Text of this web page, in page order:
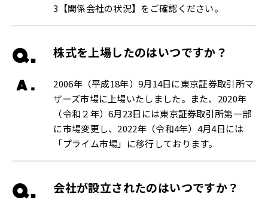
3【関係会社の状況】をご確認ください。
Q. 株式を上場したのはいつですか？
A.
2006年（平成18年）9月14日に東京証券取引所マ
ザーズ市場に上場いたしました。また、2020年
（令和２年）6月23日には東京証券取引所第一部
に市場変更し、2022年（令和4年）4月4日には
「プライム市場」に移行しております。
Q. 会社が設立されたのはいつですか？